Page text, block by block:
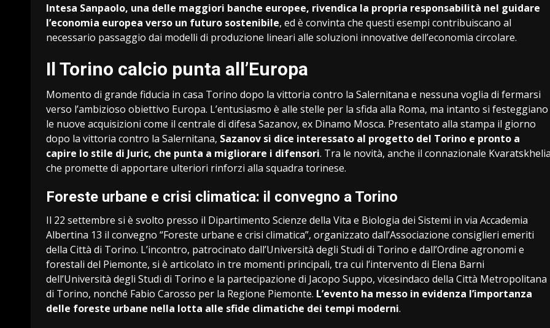
Intesa Sanpaolo, una delle maggiori banche europee, rivendica la propria responsabilità nel guidare
l’economia europea verso un futuro sostenibile, ed è convinta che questi esempi contribuiscano al
necessario passaggio dai modelli di produzione lineari alle soluzioni innovative dell’economia circolare.
Il Torino calcio punta all’Europa
Momento di grande fiducia in casa Torino dopo la vittoria contro la Salernitana e nessuna voglia di fermarsi
verso l’ambizioso obiettivo Europa. L’entusiasmo è alle stelle per la sfida alla Roma, ma intanto si festeggiano
le nuove acquisizioni come il centrale di difesa Sazanov, ex Dinamo Mosca. Presentato alla stampa il giorno
dopo la vittoria contro la Salernitana, Sazanov si dice interessato al progetto del Torino e pronto a
capire lo stile di Juric, che punta a migliorare i difensori. Tra le novità, anche il connazionale
che promette di apportare ulteriori rinforzi alla squadra torinese.
Foreste urbane e crisi climatica: il convegno a Torino
Il 22 settembre si è svolto presso il Dipartimento Scienze della Vita e Biologia dei Sistemi in via Accademia
Albertina 13 il convegno “Foreste urbane e crisi climatica”, organizzato dall’Associazione consiglieri emeriti
della Città di Torino. L’incontro, patrocinato dall’Università degli Studi di Torino e dall’Ordine agronomi e
forestali del Piemonte, si è articolato in tre momenti principali, tra cui l’intervento di Elena Barni
dell’Università degli Studi di Torino e la partecipazione di Jacopo Suppo, vicesindaco della Città Metropolitana
di Torino, nonché Fabio Carosso per la Regione Piemonte. L’evento ha messo in evidenza l’importanza
delle foreste urbane nella lotta alle sfide climatiche dei tempi moderni.